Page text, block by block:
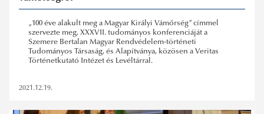
„100 éve alakult meg a Magyar Királyi Vámőrség” címmel
szervezte meg, XXXVII. tudományos konferenciáját a
Szemere Bertalan Magyar Rendvédelem-történeti
Tudományos Társaság, és Alapítványa, közösen a Veritas
Történetkutató Intézet és Levéltárral.
2021.12.19.